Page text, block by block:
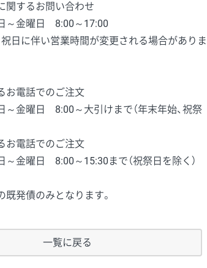
関するお問い合わせ
～金曜日 8:00～17:00
日に伴い営業時間が変更される場合がありま
お電話でのご注文
金曜日 8:00～大引けまで（年末年始、祝祭
お電話でのご注文
金曜日 8:00～15:30まで（祝祭日を除く）
発債のみとなります。
一覧に戻る